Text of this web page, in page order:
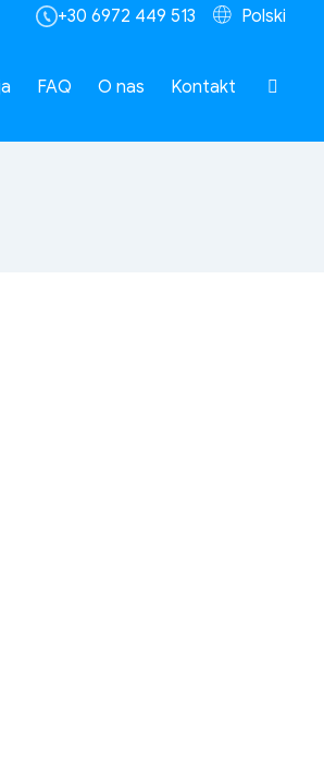
Polski
+30 6972 449 513
FAQ O nas Kontakt